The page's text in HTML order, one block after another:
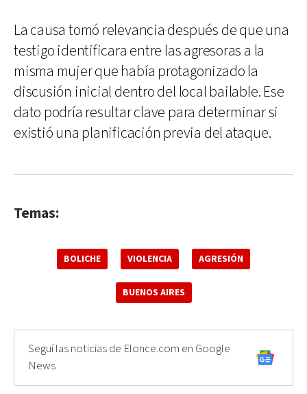
La causa tomó relevancia después de que una
testigo identificara entre las agresoras a la
misma mujer que había protagonizado la
discusión inicial dentro del local bailable. Ese
dato podría resultar clave para determinar si
existió una planificación previa del ataque.
Temas:
BOLICHE VIOLENCIA AGRESIÓN
BUENOS AIRES
Seguí las noticias de Elonce.com en Google
News